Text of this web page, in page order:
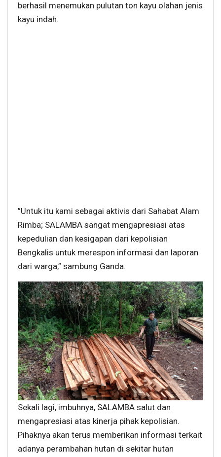
berhasil menemukan pulutan ton kayu olahan jenis
kayu indah.
”Untuk itu kami sebagai aktivis dari Sahabat Alam
Rimba; SALAMBA sangat mengapresiasi atas
kepedulian dan kesigapan dari kepolisian
Bengkalis untuk merespon informasi dan laporan
dari warga,” sambung Ganda.
Sekali lagi, imbuhnya, SALAMBA salut dan
mengapresiasi atas kinerja pihak kepolisian.
Pihaknya akan terus memberikan informasi terkait
adanya perambahan hutan di sekitar hutan